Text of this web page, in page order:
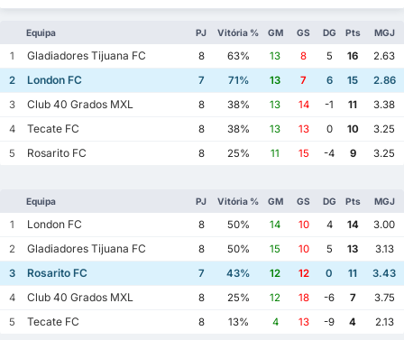
Equipa PJ Vitória % GM GS DG Pts MGJ
1 Gladiadores Tijuana FC 8 63% 13 8 5 16
2.63
2
London FC 7 71% 13 7 6 15
2.86
3
Club 40 Grados MXL 8 38% 13 14 -1 11
3.38
4
Tecate FC 8 38% 13 13 0 10
3.25
5
Rosarito FC 8 25% 11 15 -4 9 3.25
Equipa PJ Vitória % GM GS DG Pts MGJ
1 London FC 8 50% 14 10 4 14
3.00
2
Gladiadores Tijuana FC 8 50% 15 10 5 13
3.13
3
Rosarito FC 7 43% 12 12 0 11
3.43
4
Club 40 Grados MXL 8 25% 12 18 -6 7
3.75
5
Tecate FC 8 13% 4 13 -9 4 2.13